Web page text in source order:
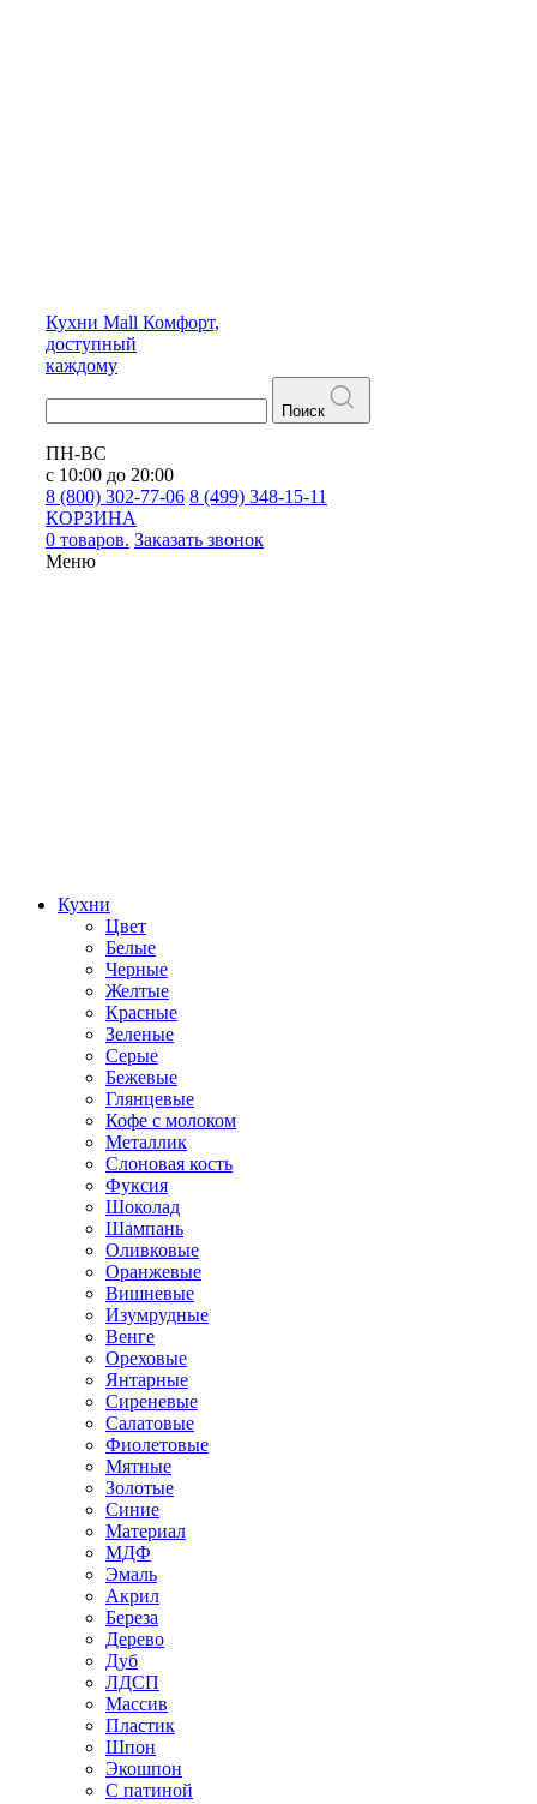
Кухни Mall Комфорт,
доступный
каждому
Поиск
ПН-ВС
с 10:00 до 20:00
8 (800) 302-77-06 8 (499) 348-15-11
КОРЗИНА
0 товаров. Заказать звонок
Меню
Кухни
Цвет
Белые
Черные
Желтые
Красные
Зеленые
Серые
Бежевые
Глянцевые
Кофе с молоком
Металлик
Слоновая кость
Фуксия
Шоколад
Шампань
Оливковые
Оранжевые
Вишневые
Изумрудные
Венге
Ореховые
Янтарные
Сиреневые
Салатовые
Фиолетовые
Мятные
Золотые
Синие
Материал
МДФ
Эмаль
Акрил
Береза
Дерево
Дуб
ЛДСП
Массив
Пластик
Шпон
Экошпон
С патиной